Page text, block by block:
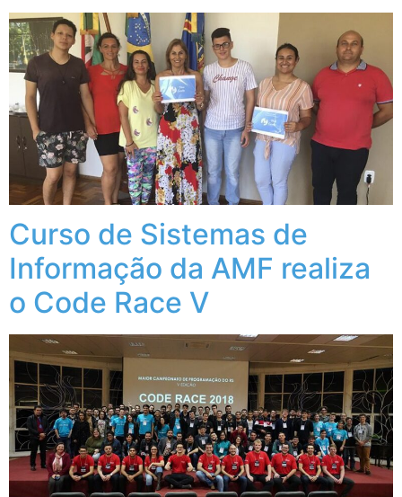
Curso de Sistemas de
Informação da AMF realiza
o Code Race V